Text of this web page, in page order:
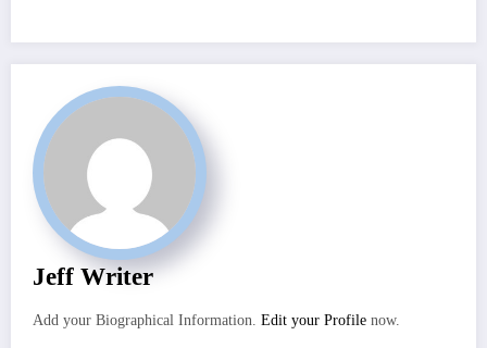
Jeff Writer
Add your Biographical Information. Edit your Profile now.